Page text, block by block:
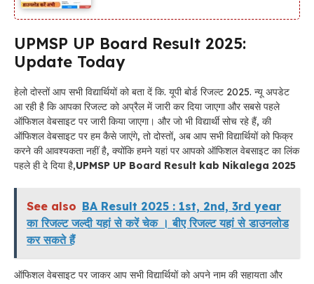
UPMSP UP Board Result 2025:
Update Today
हेलो दोस्तों आप सभी विद्यार्थियों को बता दें कि. यूपी बोर्ड रिजल्ट 2025. न्यू अपडेट
आ रही है कि आपका रिजल्ट को अप्रैल में जारी कर दिया जाएगा और सबसे पहले
ऑफिशल वेबसाइट पर जारी किया जाएगा। और जो भी विद्यार्थी सोच रहे हैं, की
ऑफिशल वेबसाइट पर हम कैसे जाएंगे, तो दोस्तों, अब आप सभी विद्यार्थियों को फिक्र
करने की आवश्यकता नहीं है, क्योंकि हमने यहां पर आपको ऑफिशल वेबसाइट का लिंक
पहले ही दे दिया है,UPMSP UP Board Result kab Nikalega 2025
See also BA Result 2025 : 1st, 2nd, 3rd year
का रिजल्ट जल्दी यहां से करें चेक । बीए रिजल्ट यहां से डाउनलोड
कर सकते हैं
ऑफिशल वेबसाइट पर जाकर आप सभी विद्यार्थियों को अपने नाम की सहायता और